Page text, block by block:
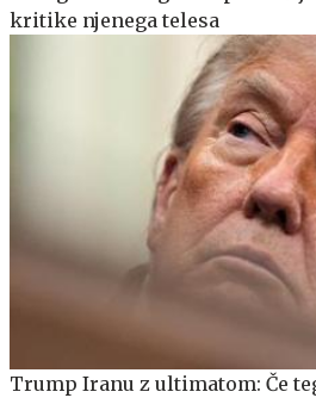
kritike njenega telesa
Trump Iranu z ultimatom: Če